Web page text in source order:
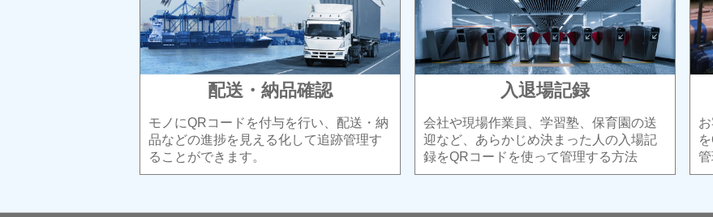
配送・納品確認
モノにQRコードを付与を行い、配送・納
品などの進捗を見える化して追跡管理す
ることができます。
入退場記録
会社や現場作業員、学習塾、保育園の送
迎など、あらかじめ決まった人の入場記
録をQRコードを使って管理する方法